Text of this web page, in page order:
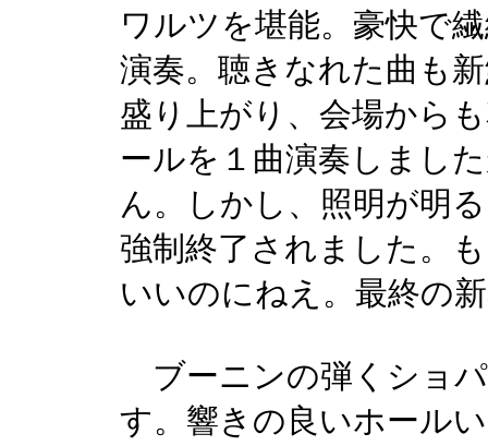
ワルツを堪能。豪快で
演奏。聴きなれた曲も
盛り上がり、会場から
ールを１曲演奏しまし
ん。しかし、照明が明
強制終了されました。
いいのにねえ。最終の
ブーニンの弾くショ
す。響きの良いホール